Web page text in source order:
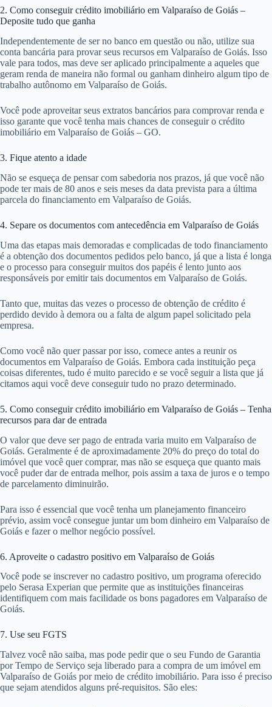
2. Como conseguir crédito imobiliário em Valparaíso de Goiás –
Deposite tudo que ganha
Independentemente de ser no banco em questão ou não, utilize sua
conta bancária para provar seus recursos em Valparaíso de Goiás. Isso
vale para todos, mas deve ser aplicado principalmente a aqueles que
geram renda de maneira não formal ou ganham dinheiro algum tipo de
trabalho autônomo em Valparaíso de Goiás.
Você pode aproveitar seus extratos bancários para comprovar renda e
isso garante que você tenha mais chances de conseguir o crédito
imobiliário em Valparaíso de Goiás – GO.
3. Fique atento a idade
Não se esqueça de pensar com sabedoria nos prazos, já que você não
pode ter mais de 80 anos e seis meses da data prevista para a última
parcela do financiamento em Valparaíso de Goiás.
4. Separe os documentos com antecedência em Valparaíso de Goiás
Uma das etapas mais demoradas e complicadas de todo financiamento
é a obtenção dos documentos pedidos pelo banco, já que a lista é longa
e o processo para conseguir muitos dos papéis é lento junto aos
responsáveis por emitir tais documentos em Valparaíso de Goiás.
Tanto que, muitas das vezes o processo de obtenção de crédito é
perdido devido à demora ou a falta de algum papel solicitado pela
empresa.
Como você não quer passar por isso, comece antes a reunir os
documentos em Valparaíso de Goiás. Embora cada instituição peça
coisas diferentes, tudo é muito parecido e se você seguir a lista que já
citamos aqui você deve conseguir tudo no prazo determinado.
5. Como conseguir crédito imobiliário em Valparaíso de Goiás – Tenha
recursos para dar de entrada
O valor que deve ser pago de entrada varia muito em Valparaíso de
Goiás. Geralmente é de aproximadamente 20% do preço do total do
imóvel que você quer comprar, mas não se esqueça que quanto mais
você puder dar de entrada melhor, pois assim a taxa de juros e o tempo
de parcelamento diminuirão.
Para isso é essencial que você tenha um planejamento financeiro
prévio, assim você consegue juntar um bom dinheiro em Valparaíso de
Goiás e fazer o melhor negócio possível.
6. Aproveite o cadastro positivo em Valparaíso de Goiás
Você pode se inscrever no cadastro positivo, um programa oferecido
pelo Serasa Experian que permite que as instituições financeiras
identifiquem com mais facilidade os bons pagadores em Valparaíso de
Goiás.
7. Use seu FGTS
Talvez você não saiba, mas pode pedir que o seu Fundo de Garantia
por Tempo de Serviço seja liberado para a compra de um imóvel em
Valparaíso de Goiás por meio de crédito imobiliário. Para isso é preciso
que sejam atendidos alguns pré-requisitos. São eles: